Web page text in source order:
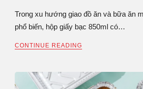
Trong xu hướng giao đồ ăn và bữa ăn
phổ biến, hộp giấy bạc 850ml có…
CONTINUE READING